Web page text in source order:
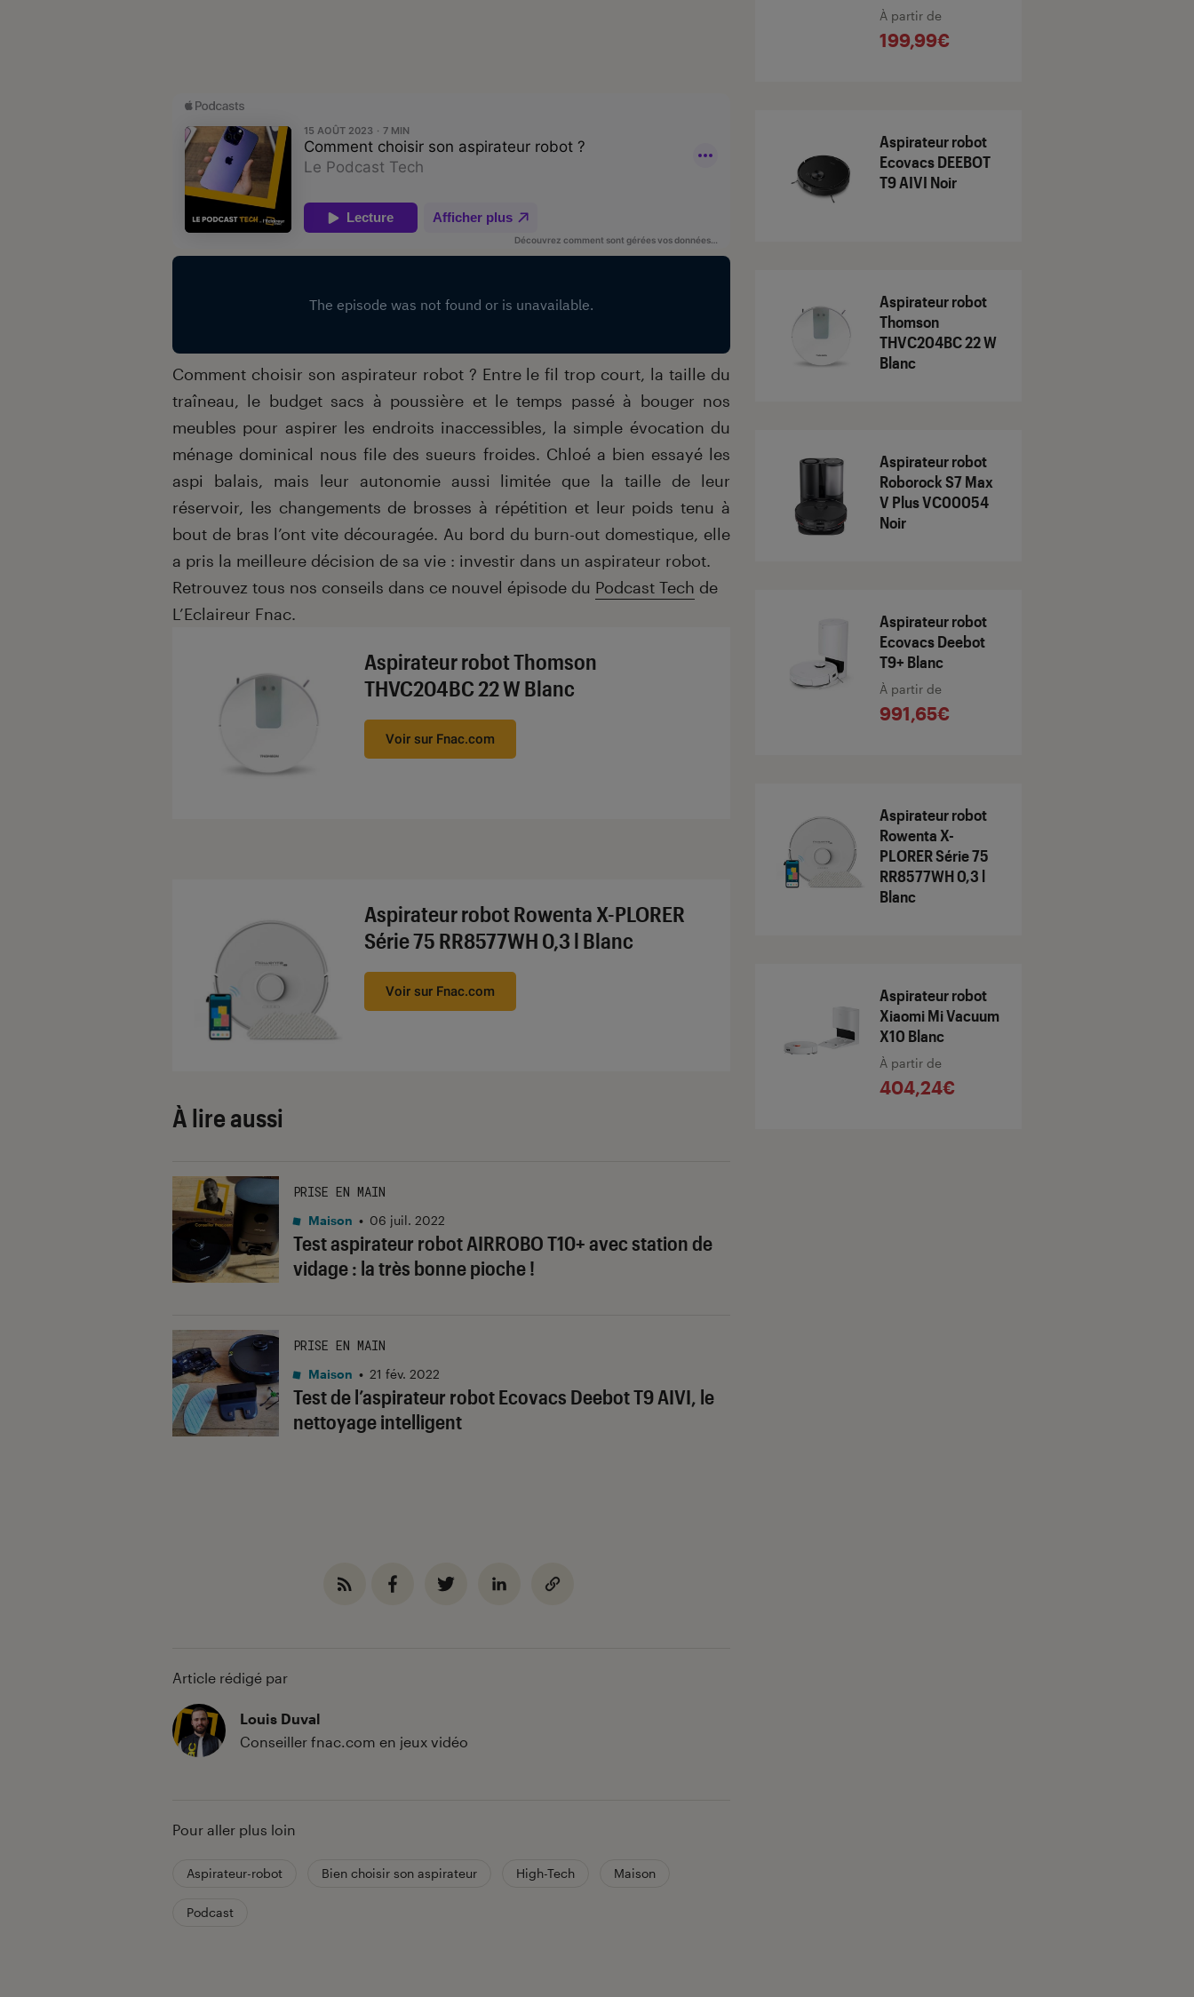
Comment choisir son aspirateur robot ? Entre le fil trop court, la taille du
traîneau, le budget sacs à poussière et le temps passé à bouger nos
meubles pour aspirer les endroits inaccessibles, la simple évocation du
ménage dominical nous file des sueurs froides. Chloé a bien essayé les
aspi balais, mais leur autonomie aussi limitée que la taille de leur
réservoir, les changements de brosses à répétition et leur poids tenu à
bout de bras l’ont vite découragée. Au bord du burn-out domestique, elle
a pris la meilleure décision de sa vie : investir dans un aspirateur robot.
Retrouvez tous nos conseils dans ce nouvel épisode du Podcast Tech de
L’Eclaireur Fnac.
Aspirateur robot Thomson
THVC204BC 22 W Blanc
Voir sur Fnac.com
Aspirateur robot Rowenta X-PLORER
Série 75 RR8577WH 0,3 l Blanc
Voir sur Fnac.com
À lire aussi
Test aspirateur robot AIRROBO T10+ avec station de
vidage : la très bonne pioche !
PRISE EN MAIN
Maison • 06 juil. 2022
Test de l’aspirateur robot Ecovacs Deebot T9 AIVI, le
nettoyage intelligent
PRISE EN MAIN
Maison • 21 fév. 2022
Article rédigé par
Louis Duval
Conseiller fnac.com en jeux vidéo
Pour aller plus loin
Aspirateur-robot Bien choisir son aspirateur High-Tech Maison
Podcast
À partir de
199,99€
Aspirateur robot
Ecovacs DEEBOT
T9 AIVI Noir
Aspirateur robot
Thomson
THVC204BC 22 W
Blanc
Aspirateur robot
Roborock S7 Max
V Plus VC00054
Noir
Aspirateur robot
Ecovacs Deebot
T9+ Blanc
À partir de
991,65€
Aspirateur robot
Rowenta X-
PLORER Série 75
RR8577WH 0,3 l
Blanc
Aspirateur robot
Xiaomi Mi Vacuum
X10 Blanc
À partir de
404,24€